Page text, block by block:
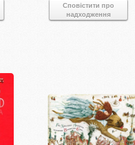
Сповістити про
надходження